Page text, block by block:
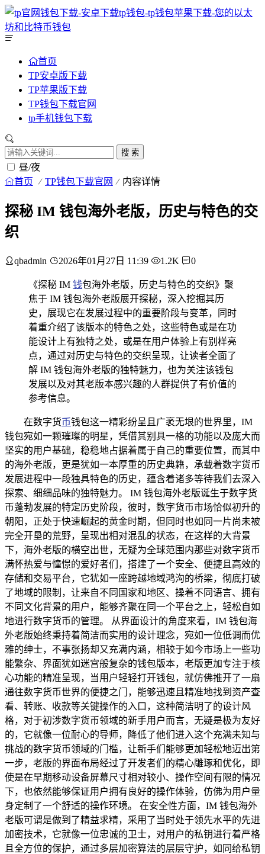
首页
TP安卓版下载
TP苹果版下载
TP钱包下载官网
tp手机钱包下载
搜 索
昼/夜
首页 TP钱包下载官网 内容详情
探秘 IM 钱包海外老版，历史与特色的交
织
qbadmin 2026年01月27日 11:39 1.2K 0
《探秘 IM 钱包海外老版，历史与特色的交织》聚
焦于 IM 钱包海外老版展开探秘，深入挖掘其历
史，展现它在发展过程中的重要阶段与变革，同时
着重介绍了该版本的特色之处，这些特色或是在功
能设计上有独特之处，或是在用户体验上有别样亮
点，通过对历史与特色的交织呈现，让读者全面了
解 IM 钱包海外老版的独特魅力，也为关注该钱包
发展以及对其老版本感兴趣的人群提供了有价值的
参考信息。
在数字货币钱包这一精彩纷呈且广袤无垠的世界里，IM
钱包宛如一颗璀璨的明星，凭借其别具一格的功能以及庞大而
坚实的用户基础，稳稳地占据着属于自己的重要位置，而其中
的海外老版，更是犹如一本厚重的历史典籍，承载着数字货币
发展进程中一段独具特色的历史，蕴含着诸多等待我们去深入
探索、细细品味的独特魅力。 IM 钱包海外老版诞生于数字货
币蓬勃发展的特定历史阶段，彼时，数字货币市场恰似初升的
朝阳，正处于快速崛起的黄金时期，但同时也如同一片尚未被
完全开垦的荒野，呈现出相对混乱的状态，在这样的大背景
下，海外老版的横空出世，无疑为全球范围内那些对数字货币
满怀热爱与憧憬的爱好者们，搭建了一个安全、便捷且高效的
存储和交易平台，它犹如一座跨越地域鸿沟的桥梁，彻底打破
了地域的限制，让来自不同国家和地区、操着不同语言、拥有
不同文化背景的用户，能够齐聚在同一个平台之上，轻松自如
地进行数字货币的管理。 从界面设计的角度来看，IM 钱包海
外老版始终秉持着简洁而实用的设计理念，宛如一位低调而优
雅的绅士，不事张扬却又充满内涵，相较于如今市场上一些功
能繁杂、界面犹如迷宫般复杂的钱包版本，老版更加专注于核
心功能的精准呈现，当用户轻轻打开钱包，就仿佛推开了一扇
通往数字货币世界的便捷之门，能够迅速且精准地找到资产查
看、转账、收款等关键操作的入口，这种简洁明了的设计风
格，对于初涉数字货币领域的新手用户而言，无疑是极为友好
的，它就像一位耐心的导师，降低了他们进入这个充满未知与
挑战的数字货币领域的门槛，让新手们能够更加轻松地迈出第
一步，老版的界面布局经过了开发者们的精心雕琢和优化，即
使是在早期移动设备屏幕尺寸相对较小、操作空间有限的情况
下，也依然能够保证用户拥有良好的操作体验，仿佛为用户量
身定制了一个舒适的操作环境。 在安全性方面，IM 钱包海外
老版可谓是做到了精益求精，采用了当时处于领先水平的先进
加密技术，它就像一位忠诚的卫士，对用户的私钥进行着严格
且全方位的保护，通过多层加密算法的层层守护，如同给私钥